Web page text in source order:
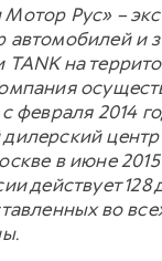
Рус» –
автомобилей и
TANK на
февраля 2014
центр
в июне
действует 128
во